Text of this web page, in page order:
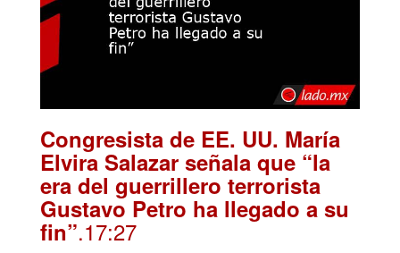
Congresista de EE. UU. María
Elvira Salazar señala que “la
era del guerrillero terrorista
Gustavo Petro ha llegado a su
fin”.17:27